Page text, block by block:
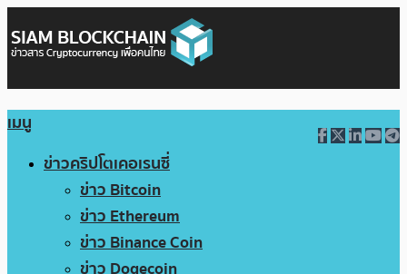
เมนู
ข่าวคริปโตเคอเรนซี่
ข่าว Bitcoin
ข่าว Ethereum
ข่าว Binance Coin